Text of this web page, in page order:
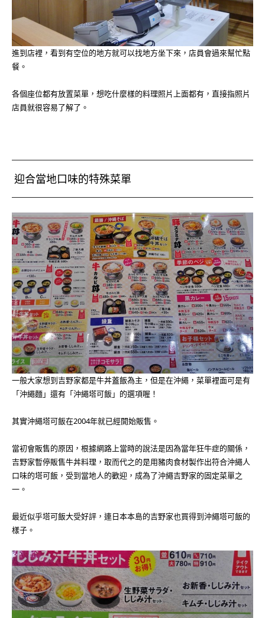
進到店裡，看到有空位的地方就可以找地方坐下來，店員會過來幫忙點
餐。
各個座位都有放置菜單，想吃什麼樣的料理照片上面都有，直接指照片
店員就很容易了解了。
迎合當地口味的特殊菜單
一般大家想到吉野家都是牛丼蓋飯為主，但是在沖繩，菜單裡面可是有
「沖繩麵」還有「沖繩塔可飯」的選項喔！
其實沖繩塔可飯在2004年就已經開始販售。
當初會販售的原因，根據網路上當時的說法是因為當年狂牛症的關係，
吉野家暫停販售牛丼料理，取而代之的是用豬肉食材製作出符合沖繩人
口味的塔可飯，受到當地人的歡迎，成為了沖繩吉野家的固定菜單之
一。
最近似乎塔可飯大受好評，連日本本島的吉野家也買得到沖繩塔可飯的
樣子。